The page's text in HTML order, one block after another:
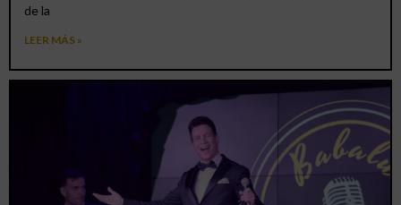
de la
LEER MÁS »